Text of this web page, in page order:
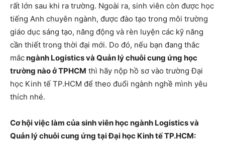
rất lớn sau khi ra trường. Ngoài ra, sinh viên còn được học
tiếng Anh chuyên ngành, được đào tạo trong môi trường
giáo dục sáng tạo, năng động và rèn luyện các kỹ năng
cần thiết trong thời đại mới. Do đó, nếu bạn đang thắc
mắcngành Logistics và Quản lý chuỗi cung ứng học
trường nào ở TPHCM thì hãy nộp hồ sơ vào trường Đại
học Kinh tế TP.HCM để theo đuổi ngành nghề mình yêu
thích nhé.
Cơ hội việc làm của sinh viên học ngành Logistics và
Quản lý chuỗi cung ứng tại Đại học Kinh tế TP.HCM: